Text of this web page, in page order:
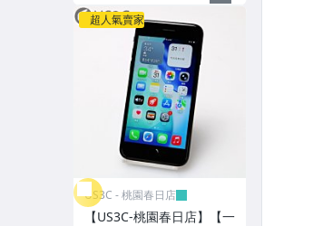
數位單眼相機 (Sony)
數位單眼相機 (Fujifilm)
數位單眼相機 (Olympus)
單眼鏡頭 (Leica)
單眼鏡頭 (Canon 原廠)
單眼鏡頭 (Nikon 原廠)
超人氣賣家
US3C - 桃園春日店
【US3C-桃園春日店】【一